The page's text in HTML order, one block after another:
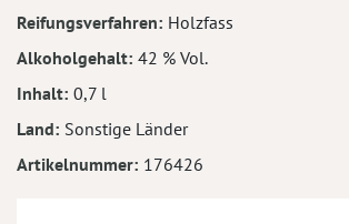
Reifungsverfahren Holzfass
Alkoholgehalt 42 % Vol.
Inhalt 0,7 l
Land Sonstige Länder
Artikelnummer 176426